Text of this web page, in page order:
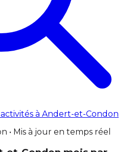
à Andert-et-Condon
• Mis à jour en temps réel